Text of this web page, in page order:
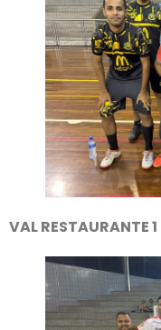
VAL RESTAURANTE 1